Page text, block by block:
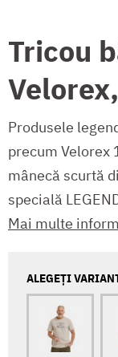
Tricou
Produsele
precum Velorex
mânecă scurtă
specială
Mai multe
ALEGEȚI